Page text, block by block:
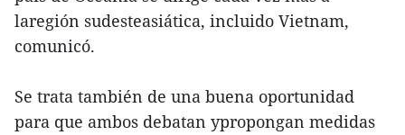
laregión sudesteasiática, incluido Vietnam,
comunicó.
Se trata también de una buena oportunidad
para que ambos debatan ypropongan medidas